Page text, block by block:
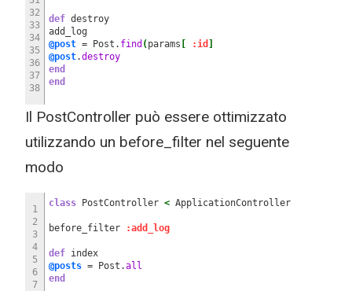
32
33
34
35
36
37
38
def destroy
add_log
@post = Post. find ( params :id
@post.destroy
end
end
Il PostController può essere ottimizzato
utilizzando un before_filter nel seguente
modo
1
2
3
4
5
6
7
class PostController < ApplicationController
before_filter :add_log
def index
@posts = Post.all
end